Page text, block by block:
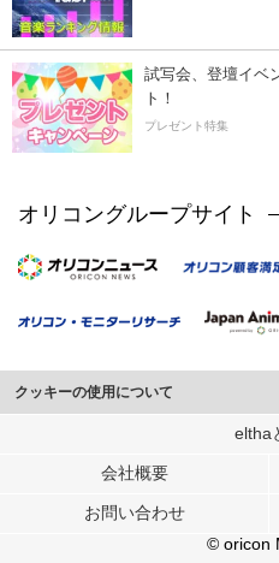
試写会、登壇イベ
ト！
プレゼント特集
オリコングループサイト
クッキーの使用について
このサイトでは Cookie を使用して、ユ
行っています。
メディアや広告配信、データ解析の各
各パートナーは、この情報とユーザー
ユーザーが各パートナーのサービスを
eltha
会社概要
お問い合わせ
© oricon